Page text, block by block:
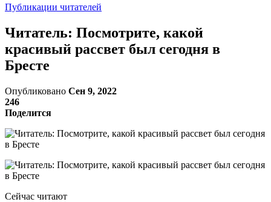
Публикации читателей
Читатель: Посмотрите, какой
красивый рассвет был сегодня в
Бресте
Опубликовано Сен 9, 2022
246
Поделится
Сейчас читают